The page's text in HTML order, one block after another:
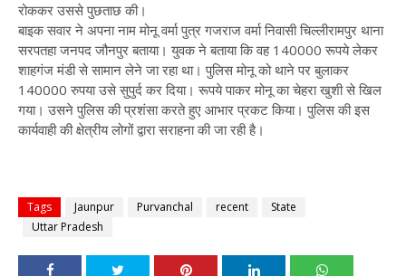
रोककर उससे पुछताछ की।
बाइक सवार ने अपना नाम मोनू वर्मा पुत्र गजराज वर्मा निवासी चिल्लीरामपुर थाना
सरपतहा जनपद जौनपुर बताया। युवक ने बताया कि वह 140000 रूपये लेकर
शाहगंज मंडी से सामान लेने जा रहा था। पुलिस मोनू को थाने पर बुलाकर
140000 रुपया उसे सुपुर्द कर दिया। रूपये पाकर मोनू का चेहरा खुशी से खिल
गया। उसने पुलिस की प्रशंसा करते हुए आभार प्रकट किया। पुलिस की इस
कार्यवाही की क्षेत्रीय लोगों द्वारा सराहना की जा रही है।
Tags Jaunpur Purvanchal recent
State
Uttar Pradesh